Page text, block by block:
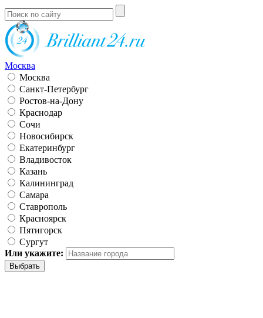
Москва
Москва
Санкт-Петербург
Ростов-на-Дону
Краснодар
Сочи
Новосибирск
Екатеринбург
Владивосток
Казань
Калининград
Самара
Ставрополь
Красноярск
Пятигорск
Сургут
Или укажите: